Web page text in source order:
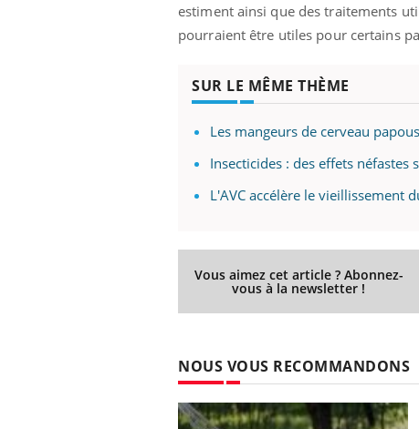
estiment ainsi que des traitements
pourraient être utiles pour certains
SUR LE MÊME THÈME
Les mangeurs de cerveau
Insecticides : des effets néfastes
L'AVC accélère le vieillissement
Vous aimez cet article ? Abonnez-
vous à la newsletter !
NOUS VOUS RECOMMANDONS